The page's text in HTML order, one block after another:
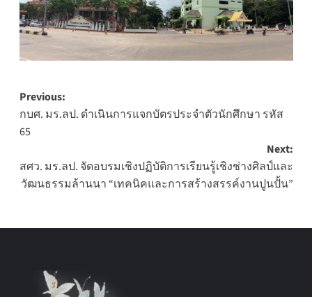
Post
navigation
Previous:
กบศ. มร.ลป. ดำเนินการแจกบัตรประจำตัวนักศึกษา รหัส
65
Next:
สศว. มร.ลป. จัดอบรมเชิงปฏิบัติการเรียนรู้เชิงช่างศิลป์และ
วัฒนธรรมล้านนา “เทคนิคและการสร้างสรรค์งานปูนปั้น”